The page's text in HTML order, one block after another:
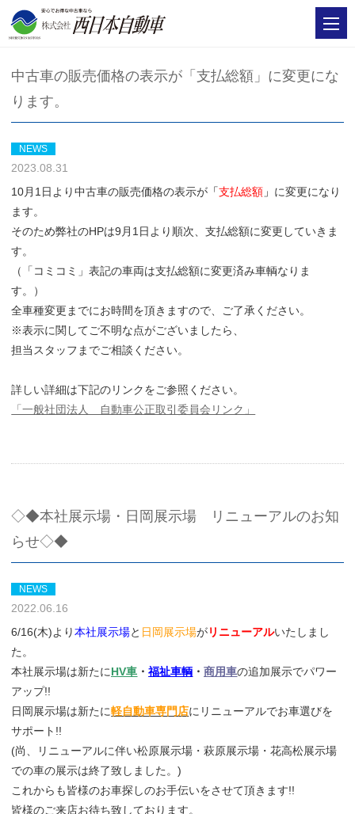
中古車の販売価格の表示が「支払総額」に変更にな
ります。
NEWS
2023.08.31
10月1日より中古車の販売価格の表示が 「支払総額 」 に変更になり
ます。
そのため弊社のHPは9月1日より順次、支払総額に変更していきま
す。
（「コミコミ」表記の車両は支払総額に変更済み車輌なりま
す。）
全車種変更までにお時間を頂きますので、ご了承ください。
※表示に関してご不明な点がございましたら、
担当スタッフまでご相談ください。
詳しい詳細は下記のリンクをご参照ください。
「一般社団法人 自動車公正取引委員会リンク」
◇◆本社展示場・日岡展示場 リニューアルのお知
らせ◇◆
NEWS
2022.06.16
6/16(木)より本社展示場と 日岡展示場がリニューアルいたしまし
た。
本社展示場は新たにHV車 ・福祉車輌 ・商用車の追加展示でパワー
アップ!!
日岡展示場は新たに軽自動車専門店にリニューアルでお車選びを
サポート!!
(尚、リニューアルに伴い松原展示場・萩原展示場・花高松展示場
での車の展示は終了致しました。)
これからも皆様のお車探しのお手伝いをさせて頂きます!!
皆様のご来店お待ち致しております。